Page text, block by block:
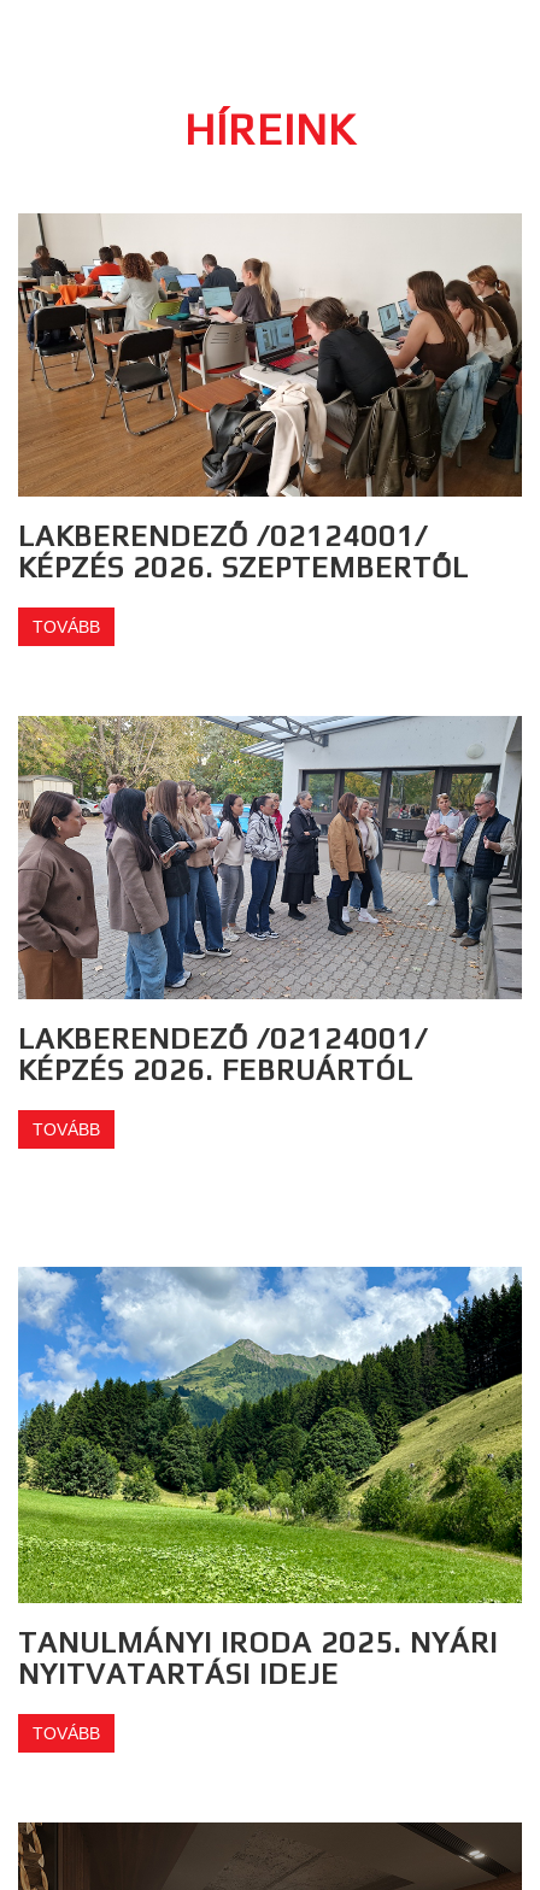
HÍREINK
LAKBERENDEZŐ /02124001/
KÉPZÉS 2026. SZEPTEMBERTŐL
TOVÁBB
LAKBERENDEZŐ /02124001/
KÉPZÉS 2026. FEBRUÁRTÓL
TOVÁBB
TANULMÁNYI IRODA 2025. NYÁRI
NYITVATARTÁSI IDEJE
TOVÁBB